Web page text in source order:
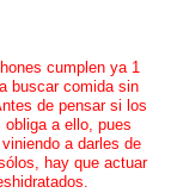
cumplen ya 1
a buscar comida sin
de pensar si los
obliga a ello, pues
a darles de
hay que actuar